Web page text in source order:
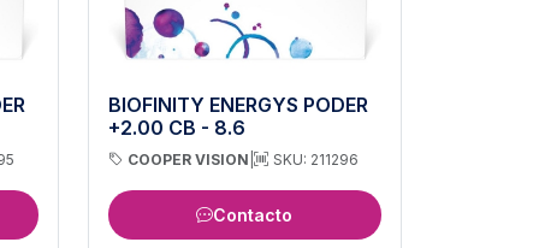
BIOFINITY ENERGYS PODER
+2.00 CB - 8.6
COOPER VISION SKU: 211296
Contacto